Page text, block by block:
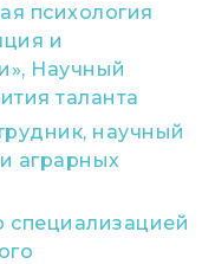
психология
и
Научный
таланта
научный
аграрных
специализацией